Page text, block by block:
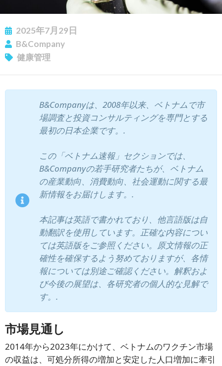
2025年7月29日
B&Company
健康管理
B&Companyは、2008年以来、ベトナムで市
場調査と投資コンサルティングを専門とする
最初の日本企業です。.
この「ベトナム速報」セクションでは、
B&Companyの若手研究者たちが、ベトナム
の産業動向、消費動向、社会運動に関する最
新情報をお届けします。.
本記事は英語で書かれており、他言語版は自
動翻訳を使用しています。正確な内容につい
ては英語版をご参照ください。原文情報の正
確性を確保するよう努めておりますが、各情
報については別途ご確認ください。解釈およ
び今後の展望は、各研究者の個人的な見解で
す。.
市場見通し
2014年から2023年にかけて、ベトナムのワクチン市場
の収益は、可処分所得の増加と安定した人口増加に牽引
ニュースレターを購読する